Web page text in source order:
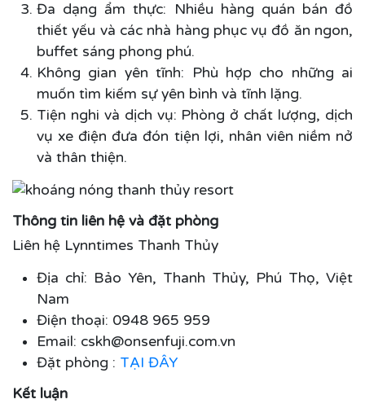
Đa dạng ẩm thực: Nhiều hàng quán bán đồ
thiết yếu và các nhà hàng phục vụ đồ ăn ngon,
buffet sáng phong phú.
Không gian yên tĩnh: Phù hợp cho những ai
muốn tìm kiếm sự yên bình và tĩnh lặng.
Tiện nghi và dịch vụ: Phòng ở chất lượng, dịch
vụ xe điện đưa đón tiện lợi, nhân viên niềm nở
và thân thiện.
Thông tin liên hệ và đặt phòng
Liên hệ Lynntimes Thanh Thủy
Địa chỉ: Bảo Yên, Thanh Thủy, Phú Thọ, Việt
Nam
Điện thoại: 0948 965 959
Email: cskh@onsenfuji.com.vn
Đặt phòng : TẠI ĐÂY
Kết luận